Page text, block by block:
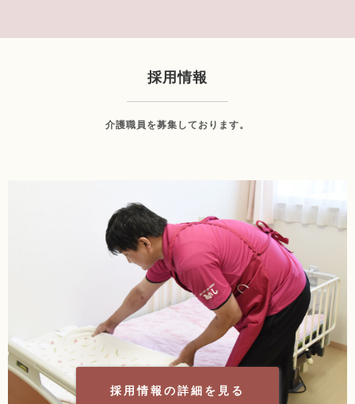
採用情報
介護職員を募集しております。
採用情報の詳細を見る